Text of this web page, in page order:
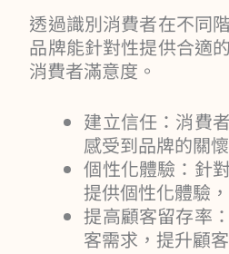
透過識別消費者在不同
品牌能針對性提供合適
消費者滿意度。
建立信任：消費
感受到品牌的關
個性化體驗：針
提供個性化體驗
提高顧客留存率
客需求，提升顧